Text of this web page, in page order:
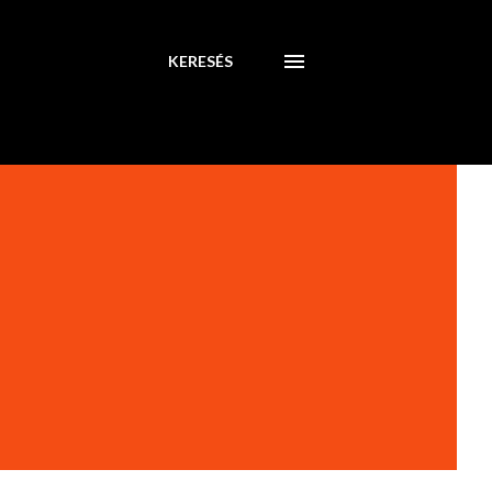
KERESÉS